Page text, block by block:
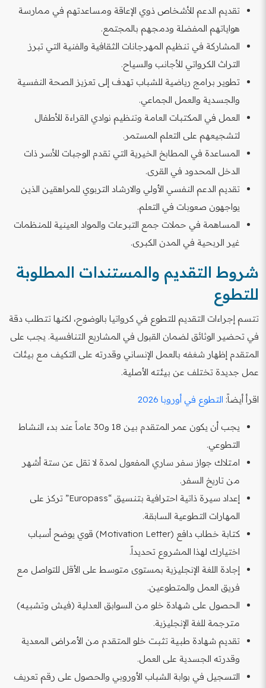
تقديم الدعم للأشخاص ذوي الإعاقة ومساعدتهم في ممارسة
هواياتهم المفضلة ودمجهم بالمجتمع.
المشاركة في تنظيم المهرجانات الثقافية والفنية التي تبرز
التراث الكرواتي للأجانب والسياح.
تطوير برامج رياضية للشباب تهدف إلى تعزيز الصحة النفسية
والجسدية والعمل الجماعي.
العمل في المكتبات العامة وتنظيم نوادي القراءة للأطفال
لتشجيعهم على التعلم المستمر.
المساعدة في المطابخ الخيرية التي تقدم الوجبات للأسر ذات
الدخل المحدود في القرى.
تقديم الدعم النفسي الأولي والارشاد التربوي للمراهقين الذين
يواجهون صعوبات في التعلم.
المساهمة في حملات جمع التبرعات والمواد العينية للمنظمات
غير الربحية في المدن الكبرى.
شروط التقديم والمستندات المطلوبة
للتطوع
تتسم إجراءات التقديم للتطوع في كرواتيا بالوضوح، لكنها تتطلب دقة
في تحضير الوثائق لضمان القبول في المشاريع التنافسية. يجب على
المتقدم إظهار شغفه بالعمل الإنساني وقدرته على التكيف مع بيئات
عمل جديدة تختلف عن بيئته الأصلية.
اقرأ أيضاً: التطوع في أوروبا 2026
يجب أن يكون عمر المتقدم بين 18 و30 عاماً عند بدء النشاط
التطوعي.
امتلاك جواز سفر ساري المفعول لمدة لا تقل عن ستة أشهر
من تاريخ السفر.
إعداد سيرة ذاتية احترافية بتنسيق “Europass” تركز على
المهارات التطوعية السابقة.
كتابة خطاب دافع (Motivation Letter) قوي يوضح أسباب
اختيارك لهذا المشروع تحديداً.
إجادة اللغة الإنجليزية بمستوى متوسط على الأقل للتواصل مع
فريق العمل والمتطوعين.
الحصول على شهادة خلو من السوابق العدلية (فيش وتشبيه)
مترجمة للغة الإنجليزية.
تقديم شهادة طبية تثبت خلو المتقدم من الأمراض المعدية
وقدرته الجسدية على العمل.
التسجيل في بوابة الشباب الأوروبي والحصول على رقم تعريف